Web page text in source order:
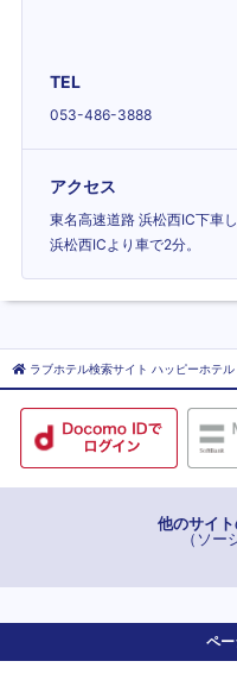
TEL
053-486-3888
アクセス
東名高速道路 浜松西IC下車
浜松西ICより車で2分。
ラブホテル検索サイト ハッピーホテル
他のサイ
（ソ
ペ